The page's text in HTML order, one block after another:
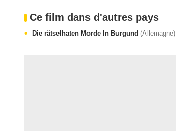
Ce film dans d'autres pays
Die rätselhaten Morde In Burgund (Allemagne)